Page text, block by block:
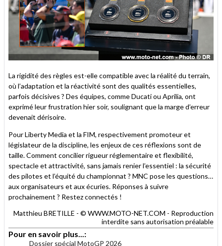
La rigidité des règles est-elle compatible avec la réalité du terrain,
où l’adaptation et la réactivité sont des qualités essentielles,
parfois décisives ? Des équipes, comme Ducati ou Aprilia, ont
exprimé leur frustration hier soir, soulignant que la marge d’erreur
devenait dérisoire.
Pour Liberty Media et la FIM, respectivement promoteur et
législateur de la discipline, les enjeux de ces réflexions sont de
taille. Comment concilier rigueur réglementaire et flexibilité,
spectacle et attractivité, sans jamais renier l’essentiel : la sécurité
des pilotes et l’équité du championnat ? MNC pose les questions…
aux organisateurs et aux écuries. Réponses à suivre
prochainement ? Restez connectés !
Matthieu BRETILLE - © WWW.MOTO-NET.COM - Reproduction
interdite sans autorisation préalable
Pour en savoir plus...:
Dossier spécial MotoGP 2026